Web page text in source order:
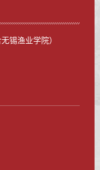
锡渔业学院）